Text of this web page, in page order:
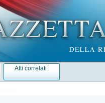
Atti correlati